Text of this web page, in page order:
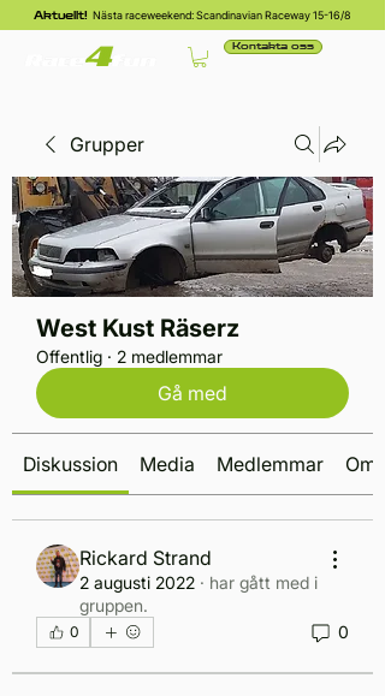
Aktuellt! Nästa raceweekend: Scandinavian Raceway 15-16/8
Kontakta oss
Grupper
West Kust Räserz
Offentlig · 2 medlemmar
Gå med
Diskussion Media Medlemmar Om
Rickard Strand
2 augusti 2022 · har gått med i
gruppen.
0 0